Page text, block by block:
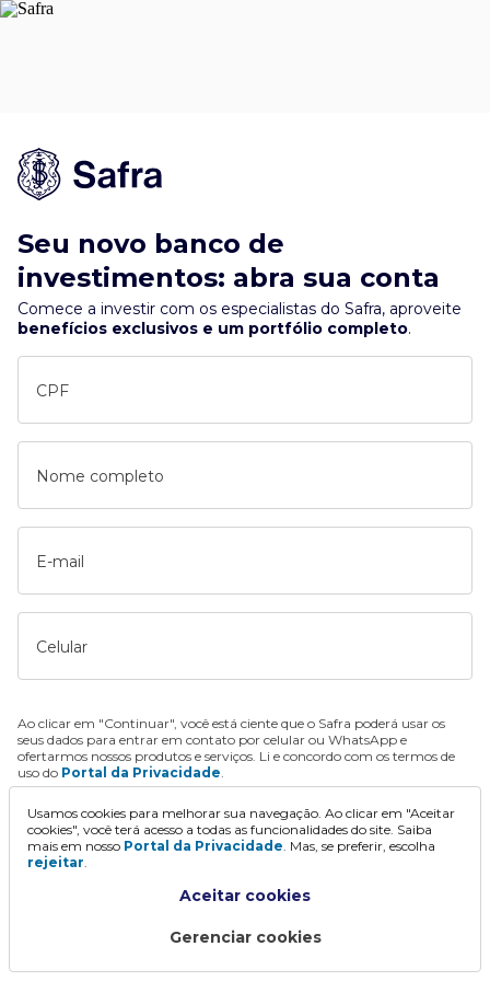
Seu novo banco de
investimentos: abra sua conta
Comece a investir com os especialistas do Safra, aproveite
benefícios exclusivos e um portfólio completo.
CPF
Nome completo
E-mail
Celular
Ao clicar em "Continuar", você está ciente que o Safra poderá usar os
seus dados para entrar em contato por celular ou WhatsApp e
ofertarmos nossos produtos e serviços. Li e concordo com os termos de
uso do Portal da Privacidade.
Continuar
Usamos cookies para melhorar sua navegação. Ao clicar em "Aceitar
cookies", você terá acesso a todas as funcionalidades do site. Saiba
mais em nosso Portal da Privacidade. Mas, se preferir, escolha
rejeitar.
Aceitar cookies
Gerenciar cookies